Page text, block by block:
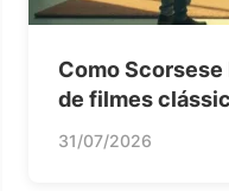
Como
de filmes
31/07/2026